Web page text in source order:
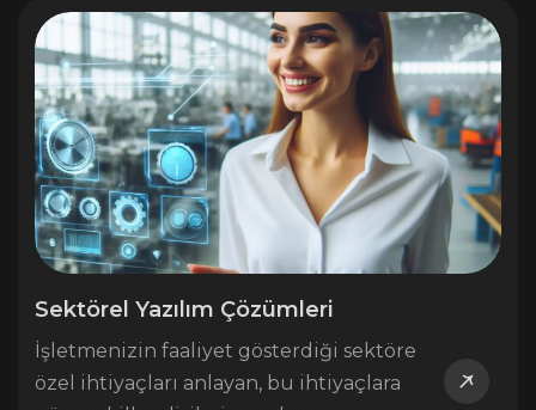
Sektörel Yazılım Çözümleri
İşletmenizin faaliyet gösterdiği sektöre
özel ihtiyaçları anlayan, bu ihtiyaçlara